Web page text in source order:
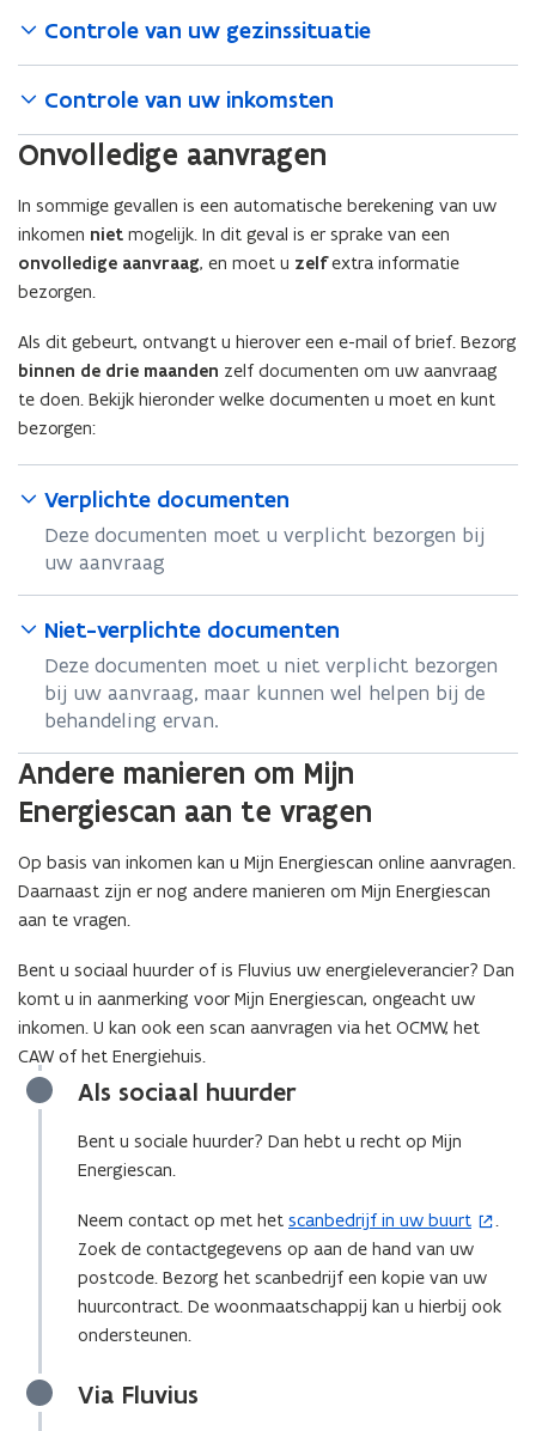
Controle van uw gezinssituatie
Controle van uw inkomsten
Onvolledige aanvragen
In sommige gevallen is een automatische berekening van uw
inkomen niet mogelijk. In dit geval is er sprake van een
onvolledige aanvraag, en moet u zelfextra informatie
bezorgen.
Als dit gebeurt, ontvangt u hierover een e-mail of brief. Bezorg
binnen de drie maanden zelf documenten om uw aanvraag
te doen. Bekijk hieronder welke documenten u moet en kunt
bezorgen:
Verplichte documenten
Deze documenten moet u verplicht bezorgen bij
uw aanvraag
Niet-verplichte documenten
Deze documenten moet u niet verplicht bezorgen
bij uw aanvraag, maar kunnen wel helpen bij de
behandeling ervan.
Andere manieren om Mijn
Energiescan aan te vragen
Op basis van inkomen kan u Mijn Energiescan online aanvragen.
Daarnaast zijn er nog andere manieren om Mijn Energiescan
aan te vragen.
Bent u sociaal huurder of is Fluvius uw energieleverancier? Dan
komt u in aanmerking voor Mijn Energiescan, ongeacht uw
inkomen. U kan ook een scan aanvragen via het OCMW, het
CAW of het Energiehuis.
Als sociaal huurder
Bent u sociale huurder? Dan hebt u recht op Mijn
Energiescan.
Neem contact op met het scanbedrijf in uw buurt
(
o
p
e
.
Zoek de contactgegevens op aan de hand van uw
postcode. Bezorg het scanbedrijf een kopie van uw
huurcontract. De woonmaatschappij kan u hierbij ook
ondersteunen.
Via Fluvius